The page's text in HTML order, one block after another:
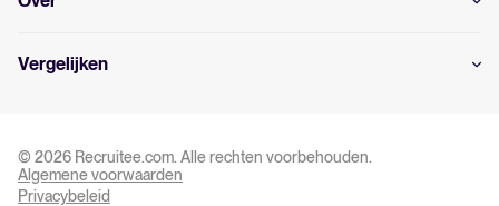
Privacy Settings
Vergelijken
© 2026 Recruitee.com. Alle rechten voorbehouden.
Algemene voorwaarden
Privacybeleid